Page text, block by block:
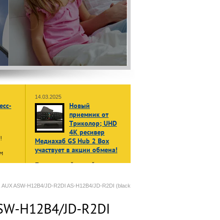
14.03.2025
Новый
приемник от
Триколор; UHD
4K ресивер
Медиахаб GS Hub 2 Box
участвует в акции обмена!
Принеси свой старый, даже не
приемник Триколор Медиахаб
UHD
ASW-H12B4/JD-R2DI AS-H12B4/JD-R2DI (black
H12B4/JD-R2DI